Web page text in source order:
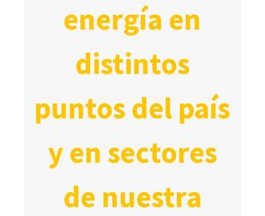
energía en
distintos
puntos del país
y en sectores
de nuestra